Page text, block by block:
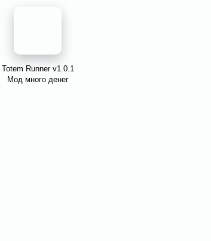
Totem Runner v1.0.1
Мод много денег